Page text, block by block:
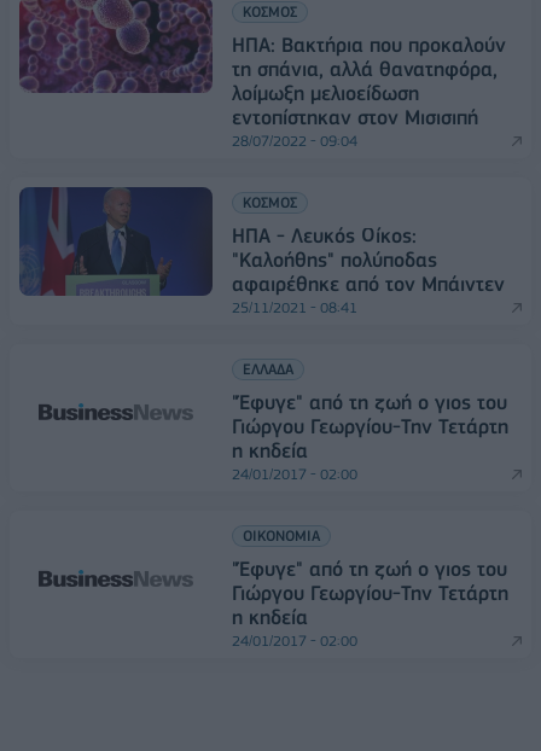
ΚΟΣΜΟΣ
ΗΠΑ: Βακτήρια που προκαλούν
τη σπάνια, αλλά θανατηφόρα,
λοίμωξη μελιοείδωση
εντοπίστηκαν στον Μισισιπή
28/07/2022 - 09:04
ΚΟΣΜΟΣ
ΗΠΑ - Λευκός Οίκος:
"Καλοήθης" πολύποδας
αφαιρέθηκε από τον Μπάιντεν
25/11/2021 - 08:41
ΕΛΛΑΔΑ
"Έφυγε" από τη ζωή ο γιος του
Γιώργου Γεωργίου-Την Τετάρτη
η κηδεία
24/01/2017 - 02:00
ΟΙΚΟΝΟΜΙΑ
"Έφυγε" από τη ζωή ο γιος του
Γιώργου Γεωργίου-Την Τετάρτη
η κηδεία
24/01/2017 - 02:00